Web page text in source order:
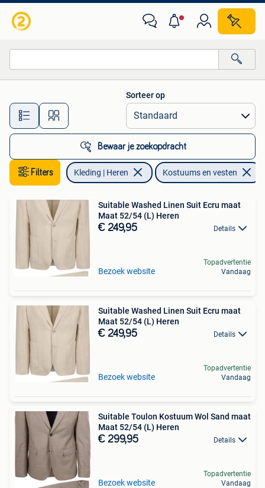
Alle afstanden…
Sorteer op
Bewaar je zoekopdracht
Filters Kleding | Heren Kostuums en vesten
Suitable Washed Linen Suit Ecru maat
Maat 52/54 (L) Heren
€ 249,95 Details
Bezoek website
Topadvertentie
Vandaag
Suitable Washed Linen Suit Ecru maat
Maat 52/54 (L) Heren
€ 249,95 Details
Bezoek website
Topadvertentie
Vandaag
Suitable Toulon Kostuum Wol Sand maat
Maat 52/54 (L) Heren
€ 299,95 Details
Bezoek website
Topadvertentie
Vandaag